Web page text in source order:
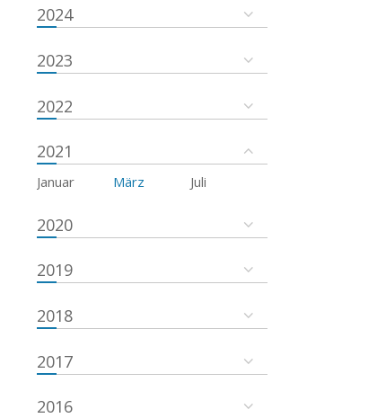
2024
2023
2022
2021
Januar März Juli
2020
2019
2018
2017
2016